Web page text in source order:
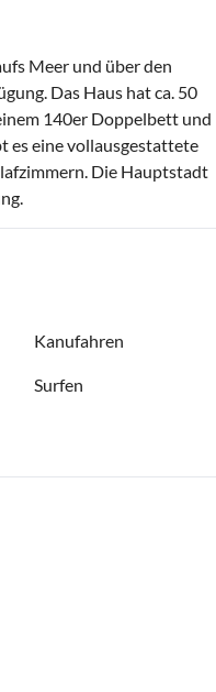
Meer und über den
Das Haus hat ca. 50
140er Doppelbett und
es eine vollausgestattete
Die Hauptstadt
Kanufahren
Surfen